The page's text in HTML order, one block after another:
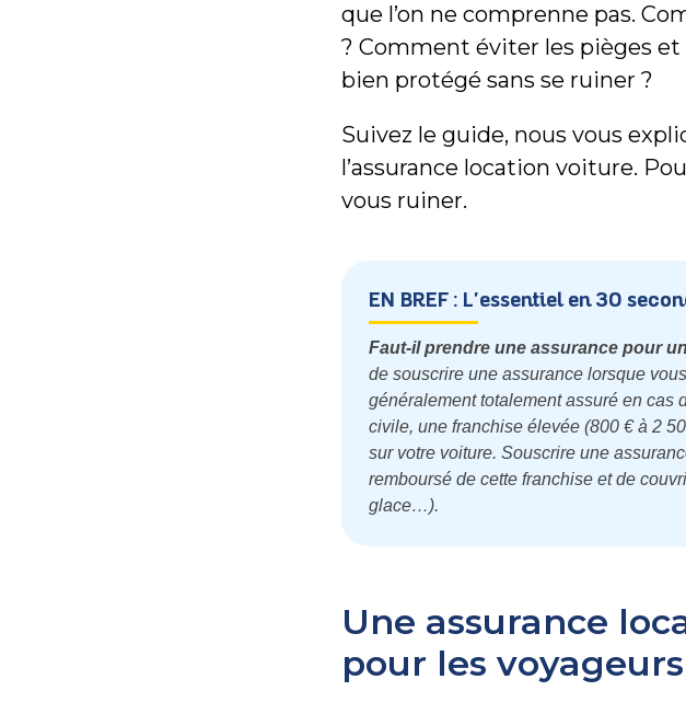
que l’on ne comprenne pas.
? Comment éviter les pièges
bien protégé sans se ruiner ?
Suivez le guide, nous vous
l’assurance location voiture.
vous ruiner.
EN BREF : L'essentiel en 30
Faut-il prendre une assurance pour
de souscrire une assurance lorsque
généralement totalement assuré en cas
civile, une franchise élevée (800 € à 2
sur votre voiture. Souscrire une
remboursé de cette franchise et de
glace…).
Une assurance
pour les